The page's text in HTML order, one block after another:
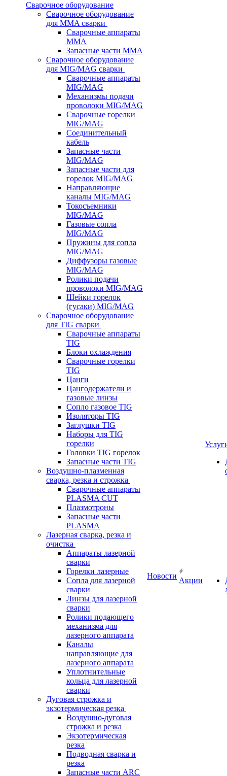
Сварочное оборудование
Сварочное оборудование
для MMA сварки
Сварочные аппараты
MMA
Запасные части MMA
Сварочное оборудование
для MIG/MAG сварки
Сварочные аппараты
MIG/MAG
Механизмы подачи
проволоки MIG/MAG
Сварочные горелки
MIG/MAG
Соединительный
кабель
Запасные части
MIG/MAG
Запасные части для
горелок MIG/MAG
Направляющие
каналы MIG/MAG
Токосъемники
MIG/MAG
Газовые сопла
MIG/MAG
Пружины для сопла
MIG/MAG
Диффузоры газовые
MIG/MAG
Ролики подачи
проволоки MIG/MAG
Шейки горелок
(гусаки) MIG/MAG
Сварочное оборудование
для TIG сварки
Сварочные аппараты
TIG
Блоки охлаждения
Сварочные горелки
TIG
Цанги
Цангодержатели и
газовые линзы
Сопло газовое TIG
Изоляторы TIG
Заглушки TIG
Наборы для TIG
горелки
Головки TIG горелок
Запасные части TIG
Воздушно-плазменная
сварка, резка и строжка
Сварочные аппараты
PLASMA CUT
Плазмотроны
Запасные части
PLASMA
Лазерная сварка, резка и
очистка
Аппараты лазерной
сварки
Горелки лазерные
Сопла для лазерной
сварки
Линзы для лазерной
сварки
Ролики подающего
механизма для
лазерного аппарата
Каналы
направляющие для
лазерного аппарата
Уплотнительные
кольца для лазерной
сварки
Дуговая строжка и
экзотермическая резка
Воздушно-дуговая
строжка и резка
Экзотермическая
резка
Подводная сварка и
резка
Запасные части ARC
Новости
Акции